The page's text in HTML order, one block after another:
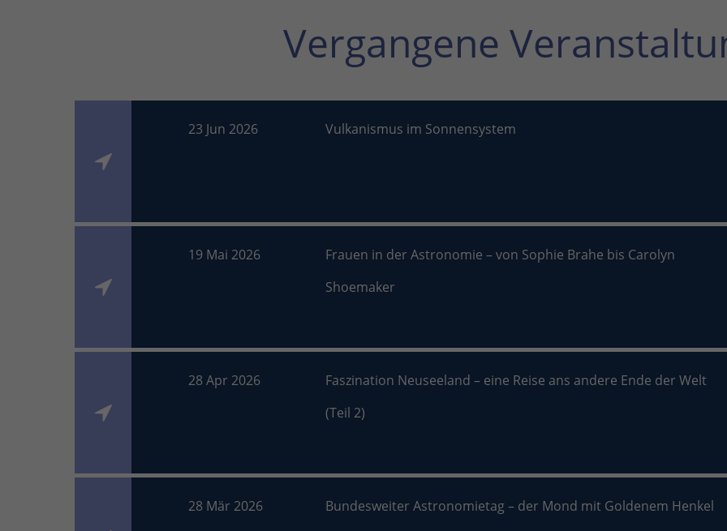
Vergangene
23 Jun 2026 Vulkanismus im Sonnensystem
19 Mai 2026
Frauen in der Astronomie – von Sophie Brahe bis Carolyn
Shoemaker
28 Apr 2026
Faszination Neuseeland – eine Reise ans andere Ende der Welt
(Teil 2)
28 Mär 2026 Bundesweiter Astronomietag – der Mond mit Goldenem Henkel